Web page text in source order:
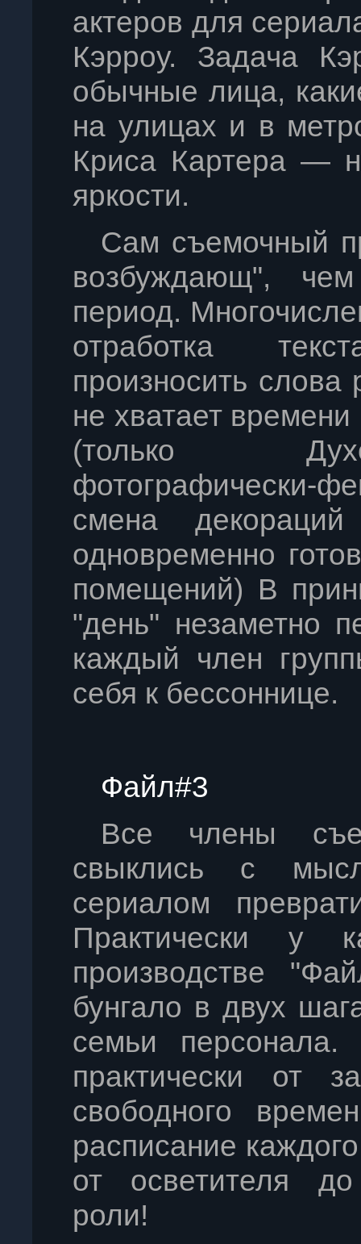
актеров для
Кэрроу. Задача
обычные лица,
на улицах и в
Криса Картера —
яркости.
Сам съемочный
возбуждающ", чем
период.
отработка
произносить слова
не хватает
(только
фотографически-
смена
одновременно
помещений) В
"день" незаметно
каждый член
себя к бессоннице.
Файл#3
Все члены
свыклись с
сериалом
Практически у
производстве
бунгало в двух
семьи
практически от
свободного
расписание
от осветителя
роли!